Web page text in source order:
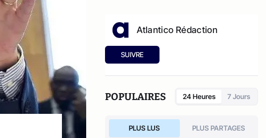
Atlantico Rédaction
SUIVRE
POPULAIRES 24 Heures 7 Jours
PLUS LUS PLUS PARTAGES